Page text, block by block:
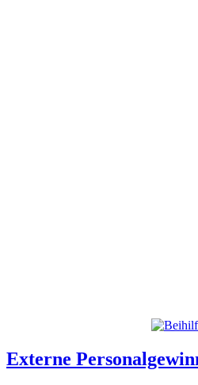
Externe